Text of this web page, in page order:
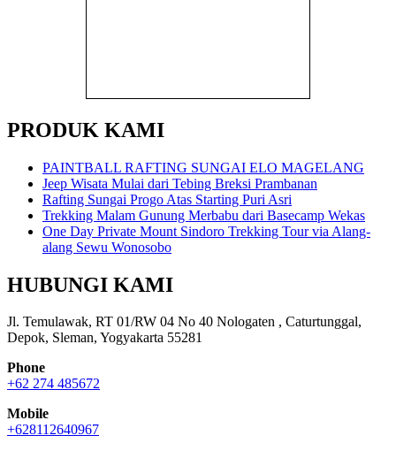
PRODUK KAMI
PAINTBALL RAFTING SUNGAI ELO MAGELANG
Jeep Wisata Mulai dari Tebing Breksi Prambanan
Rafting Sungai Progo Atas Starting Puri Asri
Trekking Malam Gunung Merbabu dari Basecamp Wekas
One Day Private Mount Sindoro Trekking Tour via Alang-
alang Sewu Wonosobo
HUBUNGI KAMI
Jl. Temulawak, RT 01/RW 04 No 40 Nologaten , Caturtunggal,
Depok, Sleman, Yogyakarta 55281
Phone
+62 274 485672
Mobile
+628112640967